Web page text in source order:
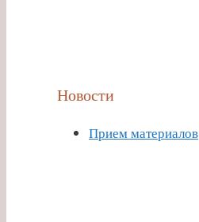
Новости
Прием материалов